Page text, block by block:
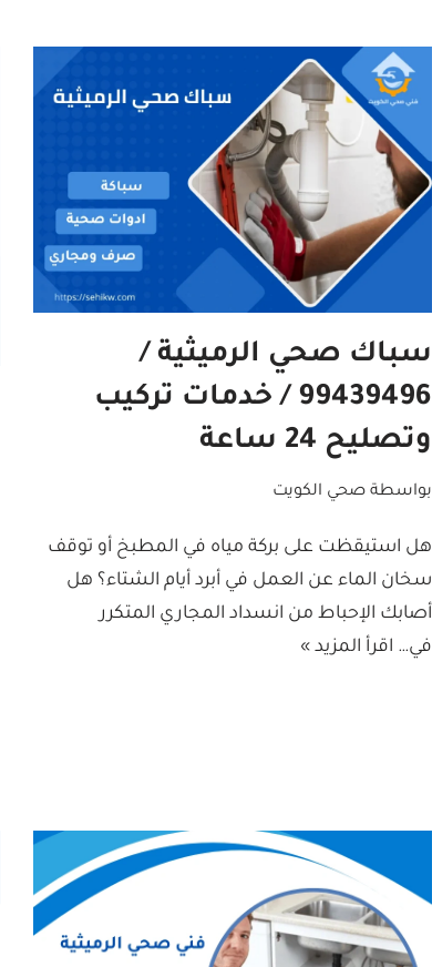
سباك صحي الرميثية /
99439496 / خدمات تركيب
وتصليح 24 ساعة
بواسطة صحي الكويت
هل استيقظت على بركة مياه في المطبخ أو توقف
سخان الماء عن العمل في أبرد أيام الشتاء؟ هل
أصابك الإحباط من انسداد المجاري المتكرر
في… اقرأ المزيد »